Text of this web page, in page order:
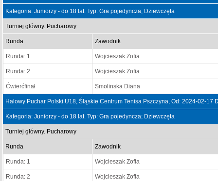
Kategoria: Juniorzy - do 18 lat. Typ: Gra pojedyncza; Dziewczęta
Turniej główny. Pucharowy
Runda Zawodnik
Runda: 1 Wojcieszak Zofia
Runda: 2 Wojcieszak Zofia
Ćwierćfinał Smolinska Diana
Halowy Puchar Polski U18, Śląskie Centrum Tenisa Pszczyna, Od: 2024-02-17
Kategoria: Juniorzy - do 18 lat. Typ: Gra pojedyncza; Dziewczęta
Turniej główny. Pucharowy
Runda Zawodnik
Runda: 1 Wojcieszak Zofia
Runda: 2 Wojcieszak Zofia